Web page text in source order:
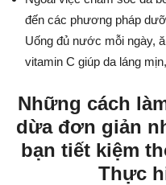
đến các phương pháp
Uống đủ nước mỗi ngày,
vitamin C giúp da láng
Những cách
dừa đơn giản
bạn tiết kiệm
Thực